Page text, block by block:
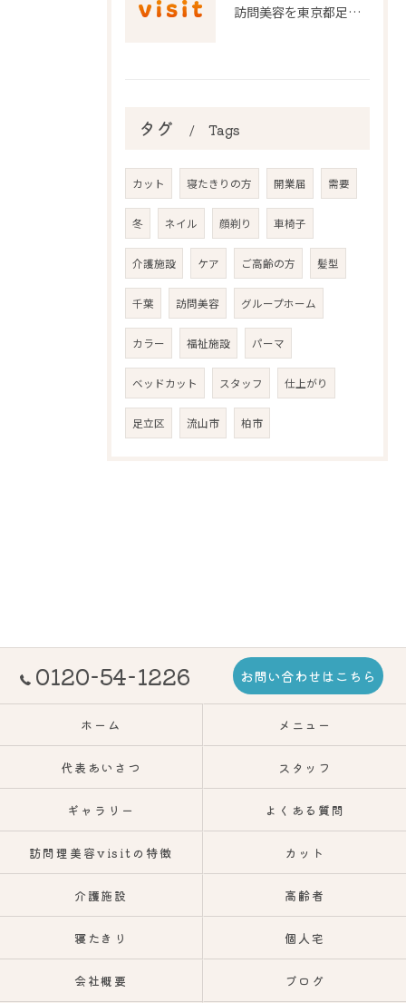
訪問美容を東京都足立区で利用するための申請条件と手続き徹底ガイド
タグ Tags
カット 寝たきりの方 開業届 需要
冬 ネイル 顔剃り 車椅子
介護施設 ケア ご高齢の方 髪型
千葉 訪問美容 グループホーム
カラー 福祉施設 パーマ
ベッドカット スタッフ 仕上がり
足立区 流山市 柏市
0120-54-1226 お問い合わせはこちら
ホーム メニュー
代表あいさつ スタッフ
ギャラリー よくある質問
訪問理美容visitの特徴 カット
介護施設 高齢者
寝たきり 個人宅
会社概要 ブログ